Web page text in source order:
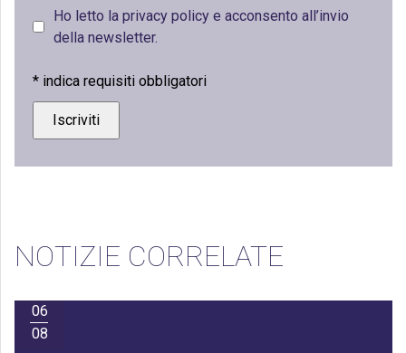
Ho letto la privacy policy e acconsento all’invio
della newsletter.
* indica requisiti obbligatori
NOTIZIE CORRELATE
06
08